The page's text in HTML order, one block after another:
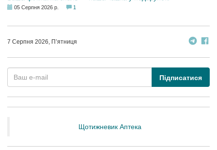
05 Серпня 2026 р. 1
7 Серпня 2026, П’ятниця
Підписатися
Щотижневик Аптека